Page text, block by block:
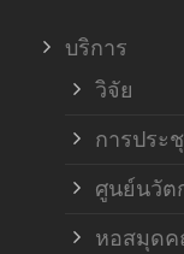
บริการ
วิจัย
การประ
ศูนย์นวัต
หอสมุด